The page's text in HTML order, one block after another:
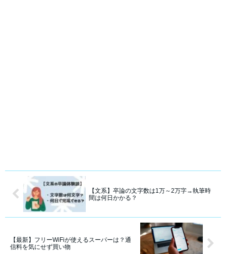
【文系】卒論の文字数は1万～2万字→執筆時
間は何日かかる？
【最新】フリーWiFiが使えるスーパーは？通
信料を気にせず買い物